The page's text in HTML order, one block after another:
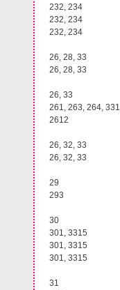
232, 234
232, 234
232, 234
26, 28, 33
26, 28, 33
26, 33
261, 263, 264, 331
2612
26, 32, 33
26, 32, 33
29
293
30
301, 3315
301, 3315
301, 3315
31